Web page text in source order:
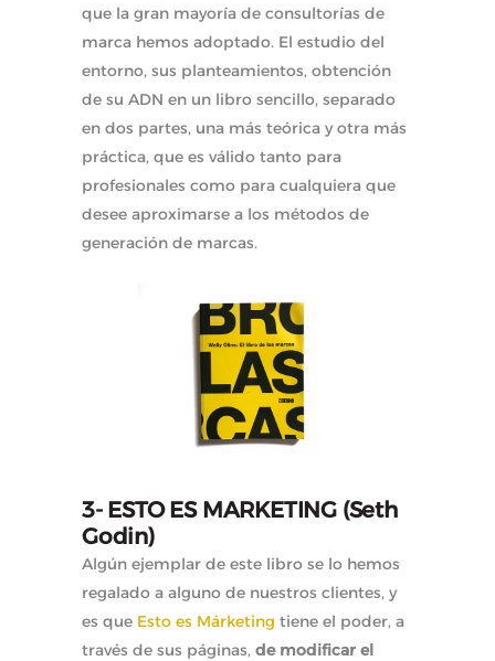
que la gran mayoría de consultorías de
marca hemos adoptado. El estudio del
entorno, sus planteamientos, obtención
de su ADN en un libro sencillo, separado
en dos partes, una más teórica y otra más
práctica, que es válido tanto para
profesionales como para cualquiera que
desee aproximarse a los métodos de
generación de marcas.
3- ESTO ES MARKETING (Seth
Godin)
Algún ejemplar de este libro se lo hemos
regalado a alguno de nuestros clientes, y
es que Esto es Márketing tiene el poder, a
través de sus páginas, de modificar el